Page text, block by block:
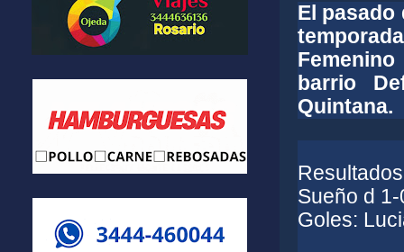
El pasado
barrio
Quintana.
Sueño d
Goles: